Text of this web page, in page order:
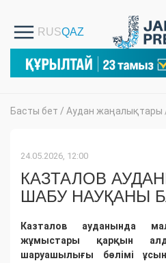
Басты бет / Аудан жаңалықтары
24.05.2026, 12:00
КАЗТАЛОВ
ШАБУ НАУҚАНЫ
Казталов ауданында
жұмыстары қарқын
шаруашылығы бөлімі